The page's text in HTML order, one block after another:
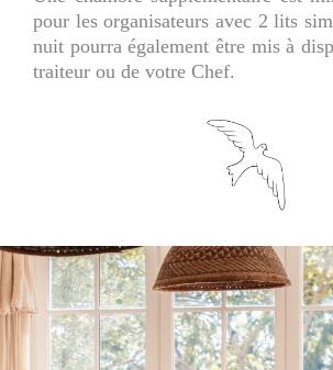
pour les organisateurs avec 2 lits
nuit pourra également être mis à
traiteur ou de votre Chef.